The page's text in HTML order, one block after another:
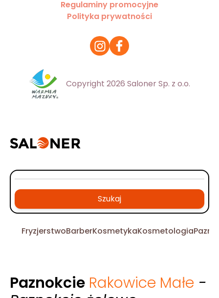
Regulaminy promocyjne
Polityka prywatności
Copyright 2026 Saloner Sp. z o.o.
Szukaj
FryzjerstwoBarberKosmetykaKosmetologia
Paznokcie Rakowice Małe -